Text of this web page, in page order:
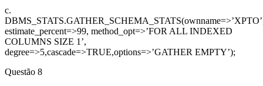
c.
estimate_percent=>99, method_opt=>’FOR ALL INDEXED
COLUMNS SIZE 1’,
degree=>5,cascade=>TRUE,options=>’GATHER EMPTY’);
Questão 8